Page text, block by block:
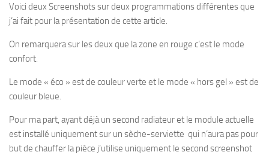
Voici deux Screenshots sur deux programmations différentes que
j’ai fait pour la présentation de cette article.
On remarquera sur les deux que la zone en rouge c’est le mode
confort.
Le mode « éco » est de couleur verte et le mode « hors gel » est de
couleur bleue.
Pour ma part, ayant déjà un second radiateur et le module actuelle
est installé uniquement sur un sèche-serviette qui n’aura pas pour
but de chauffer la pièce j’utilise uniquement le second screenshot